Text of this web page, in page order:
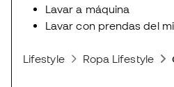
Lavar a máquina
Lavar con prendas del
Lifestyle Ropa Lifestyle